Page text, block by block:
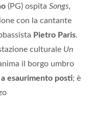
(PG) ospita Songs,
con la cantante
Pietro Paris.
culturale Un
il borgo umbro
esaurimento posti; è